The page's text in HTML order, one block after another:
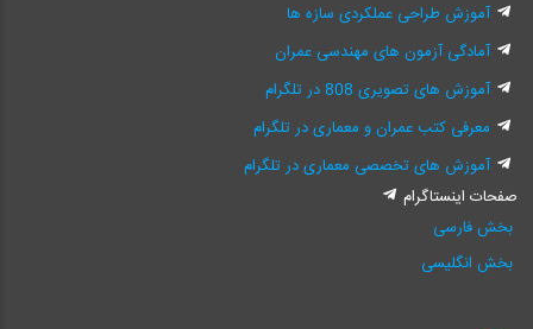
آموزش طراحی عملکردی سازه ها
آمادگی آزمون های مهندسی عمران
آموزش های تصویری 808 در تلگرام
معرفی کتب عمران و معماری در تلگرام
آموزش های تخصصی معماری در تلگرام
صفحات اینستاگرام
بخش فارسی
بخش انگلیسی